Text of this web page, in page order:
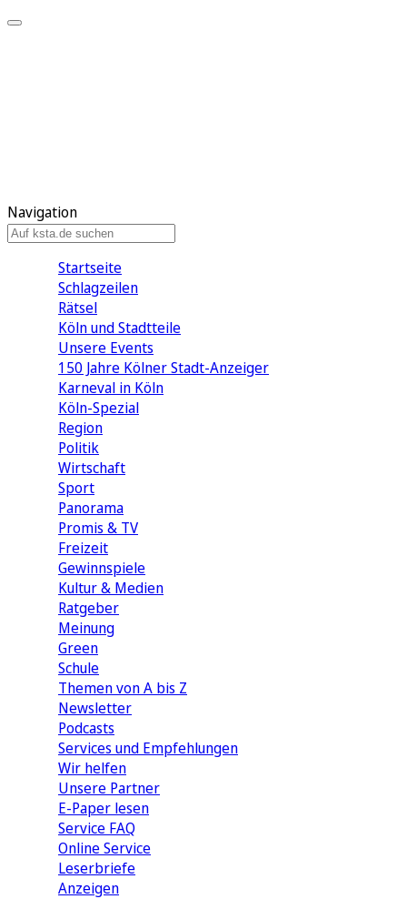
Navigation
Startseite
Schlagzeilen
Rätsel
Köln und Stadtteile
Unsere Events
150 Jahre Kölner Stadt-Anzeiger
Karneval in Köln
Köln-Spezial
Region
Politik
Wirtschaft
Sport
Panorama
Promis & TV
Freizeit
Gewinnspiele
Kultur & Medien
Ratgeber
Meinung
Green
Schule
Themen von A bis Z
Newsletter
Podcasts
Services und Empfehlungen
Wir helfen
Unsere Partner
E-Paper lesen
Service FAQ
Online Service
Leserbriefe
Anzeigen